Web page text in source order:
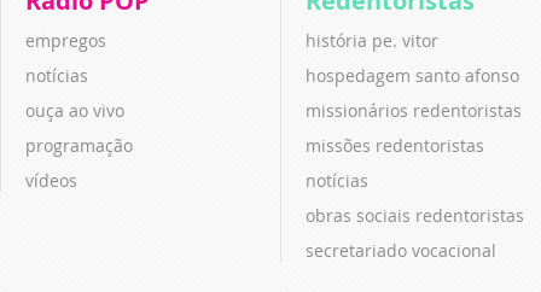
empregos
notícias
ouça ao vivo
programação
vídeos
história pe. vitor
hospedagem santo afonso
missionários redentoristas
missões redentoristas
notícias
obras sociais redentoristas
secretariado vocacional